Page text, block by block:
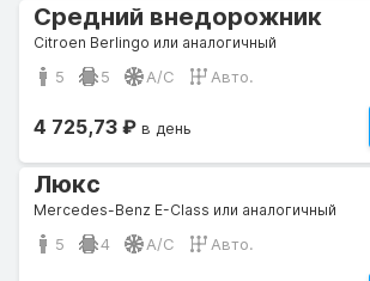
Средний внедорожник
Citroen Berlingo или аналогичный
5 5 A/C Авто.
4 725,73 ₽ в день
Люкс
Mercedes-Benz E-Class или аналогичный
5 4 A/C Авто.